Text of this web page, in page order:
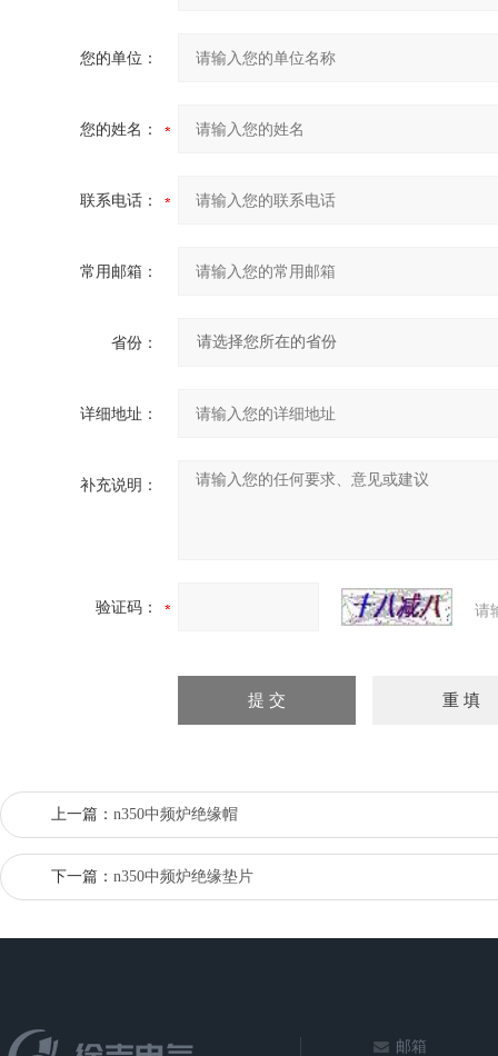
您的单位：
您的姓名：
联系电话：
常用邮箱：
省份：
详细地址：
补充说明：
验证码： 请
上一篇： n350中频炉绝缘帽
下一篇： n350中频炉绝缘垫片
邮箱